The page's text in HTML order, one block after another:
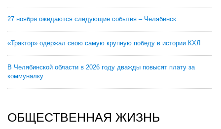
27 ноября ожидаются следующие события – Челябинск
«Трактор» одержал свою самую крупную победу в истории КХЛ
В Челябинской области в 2026 году дважды повысят плату за
коммуналку
ОБЩЕСТВЕННАЯ ЖИЗНЬ